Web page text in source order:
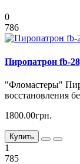
0
786
Пиропатрон fb-
"Фломастеры"
восстановления
1800.00грн.
Купить
1
785